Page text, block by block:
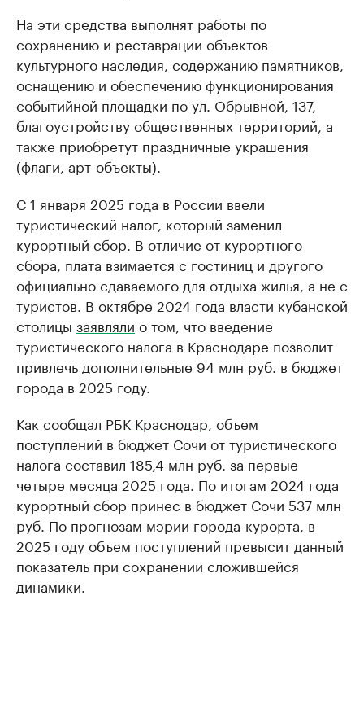
На эти средства выполнят работы по
сохранению и реставрации объектов
культурного наследия, содержанию памятников,
оснащению и обеспечению функционирования
событийной площадки по ул. Обрывной, 137,
благоустройству общественных территорий, а
также приобретут праздничные украшения
(флаги, арт-объекты).
С 1 января 2025 года в России ввели
туристический налог, который заменил
курортный сбор. В отличие от курортного
сбора, плата взимается с гостиниц и другого
официально сдаваемого для отдыха жилья, а не с
туристов. В октябре 2024 года власти кубанской
столицы заявляли о том, что введение
туристического налога в Краснодаре позволит
привлечь дополнительные 94 млн руб. в бюджет
города в 2025 году.
Как сообщал РБК Краснодар , объем
поступлений в бюджет Сочи от туристического
налога составил 185,4 млн руб. за первые
четыре месяца 2025 года. По итогам 2024 года
курортный сбор принес в бюджет Сочи 537 млн
руб. По прогнозам мэрии города-курорта, в
2025 году объем поступлений превысит данный
показатель при сохранении сложившейся
динамики.